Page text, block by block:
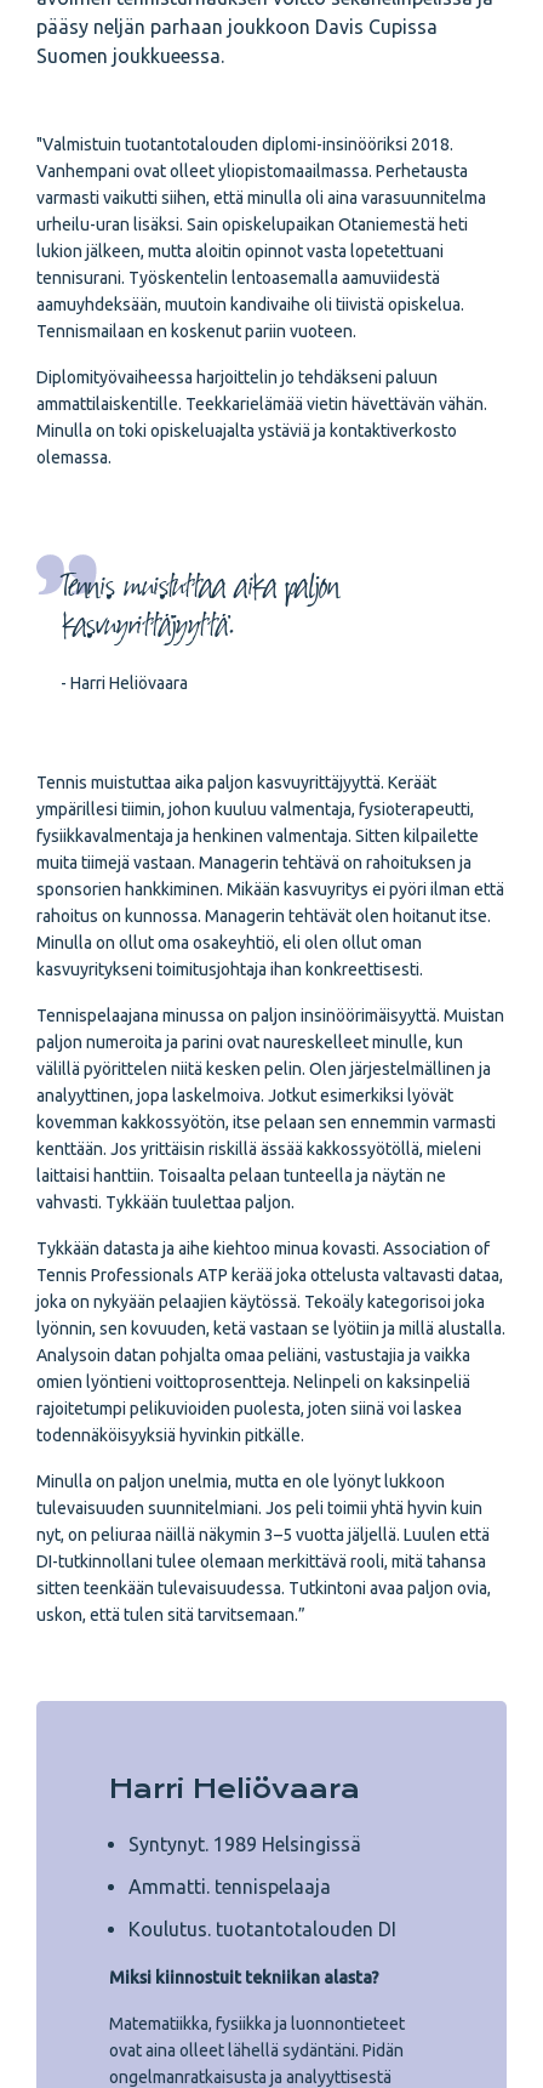
pääsy neljän parhaan joukkoon Davis Cupissa
Suomen joukkueessa.
"Valmistuin tuotantotalouden diplomi-insinööriksi 2018.
Vanhempani ovat olleet yliopistomaailmassa. Perhetausta
varmasti vaikutti siihen, että minulla oli aina varasuunnitelma
urheilu-uran lisäksi. Sain opiskelupaikan Otaniemestä heti
lukion jälkeen, mutta aloitin opinnot vasta lopetettuani
tennisurani. Työskentelin lentoasemalla aamuviidestä
aamuyhdeksään, muutoin kandivaihe oli tiivistä opiskelua.
Tennismailaan en koskenut pariin vuoteen.
Diplomityövaiheessa harjoittelin jo tehdäkseni paluun
ammattilaiskentille. Teekkarielämää vietin hävettävän vähän.
Minulla on toki opiskeluajalta ystäviä ja kontaktiverkosto
olemassa.
Tennis muistuttaa aika paljon
kasvuyrittäjyyttä.
- Harri Heliövaara
Tennis muistuttaa aika paljon kasvuyrittäjyyttä. Keräät
ympärillesi tiimin, johon kuuluu valmentaja, fysioterapeutti,
fysiikkavalmentaja ja henkinen valmentaja. Sitten kilpailette
muita tiimejä vastaan. Managerin tehtävä on rahoituksen ja
sponsorien hankkiminen. Mikään kasvuyritys ei pyöri ilman että
rahoitus on kunnossa. Managerin tehtävät olen hoitanut itse.
Minulla on ollut oma osakeyhtiö, eli olen ollut oman
kasvuyritykseni toimitusjohtaja ihan konkreettisesti.
Tennispelaajana minussa on paljon insinöörimäisyyttä. Muistan
paljon numeroita ja parini ovat naureskelleet minulle, kun
välillä pyörittelen niitä kesken pelin. Olen järjestelmällinen ja
analyyttinen, jopa laskelmoiva. Jotkut esimerkiksi lyövät
kovemman kakkossyötön, itse pelaan sen ennemmin varmasti
kenttään. Jos yrittäisin riskillä ässää kakkossyötöllä, mieleni
laittaisi hanttiin. Toisaalta pelaan tunteella ja näytän ne
vahvasti. Tykkään tuulettaa paljon.
Tykkään datasta ja aihe kiehtoo minua kovasti. Association of
Tennis Professionals ATP kerää joka ottelusta valtavasti dataa,
joka on nykyään pelaajien käytössä. Tekoäly kategorisoi joka
lyönnin, sen kovuuden, ketä vastaan se lyötiin ja millä alustalla.
Analysoin datan pohjalta omaa peliäni, vastustajia ja vaikka
omien lyöntieni voittoprosentteja. Nelinpeli on kaksinpeliä
rajoitetumpi pelikuvioiden puolesta, joten siinä voi laskea
todennäköisyyksiä hyvinkin pitkälle.
Minulla on paljon unelmia, mutta en ole lyönyt lukkoon
tulevaisuuden suunnitelmiani. Jos peli toimii yhtä hyvin kuin
nyt, on peliuraa näillä näkymin 3–5 vuotta jäljellä. Luulen että
DI-tutkinnollani tulee olemaan merkittävä rooli, mitä tahansa
sitten teenkään tulevaisuudessa. Tutkintoni avaa paljon ovia,
uskon, että tulen sitä tarvitsemaan.”
Harri Heliövaara
Syntynyt. 1989 Helsingissä
Ammatti. tennispelaaja
Koulutus. tuotantotalouden DI
Miksi kiinnostuit tekniikan alasta?
Matematiikka, fysiikka ja luonnontieteet
ovat aina olleet lähellä sydäntäni. Pidän
ongelmanratkaisusta ja analyyttisestä